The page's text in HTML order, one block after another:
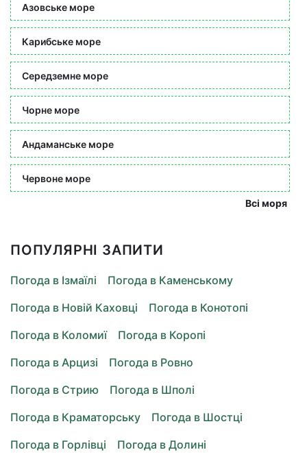
Азовське море
Карибське море
Середземне море
Чорне море
Андаманське море
Червоне море
Всі моря
ПОПУЛЯРНІ ЗАПИТИ
Погода в Ізмаїлі
Погода в Каменському
Погода в Новій Каховці
Погода в Конотопі
Погода в Коломиї
Погода в Коропі
Погода в Арцизі
Погода в Ровно
Погода в Стрию
Погода в Шполі
Погода в Краматорську
Погода в Шостці
Погода в Горлівці
Погода в Долині